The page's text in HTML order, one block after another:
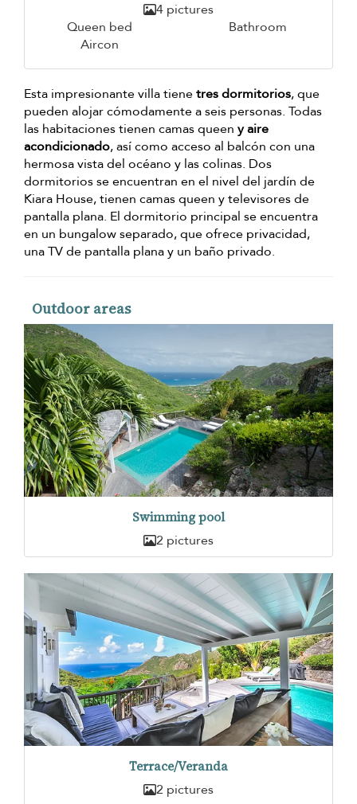
4 pictures
Queen bed
Bathroom
Aircon
Esta impresionante villa tienetres dormitorios, que
pueden alojar cómodamente a seis personas. Todas
las habitaciones tienen camas queen y aire
acondicionado, así como acceso al balcón con una
hermosa vista del océano y las colinas. Dos
dormitorios se encuentran en el nivel del jardín de
Kiara House, tienen camas queen y televisores de
pantalla plana. El dormitorio principal se encuentra
en un bungalow separado, que ofrece privacidad,
una TV de pantalla plana y un baño privado.
Outdoor areas
Swimming pool
2 pictures
Terrace/Veranda
2 pictures